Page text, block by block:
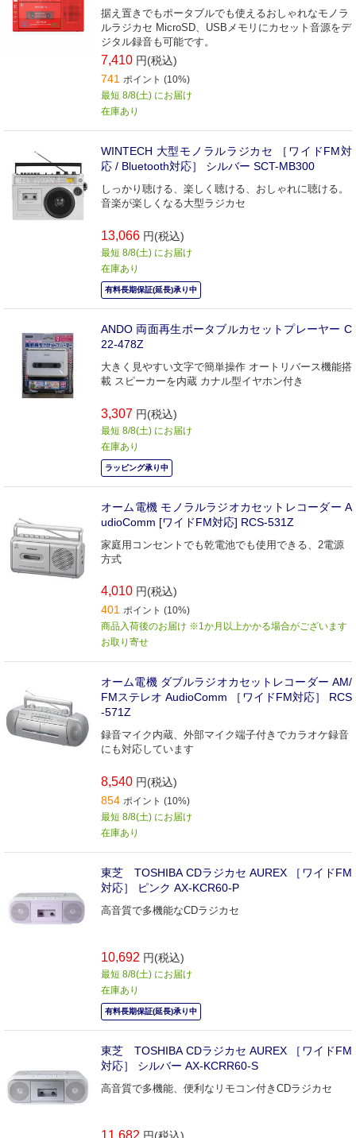
据え置きでもポータブルでも使えるおしゃれなモノラ
ルラジカセ MicroSD、USBメモリにカセット音源をデ
ジタル録音も可能です。
7,410 円(税込)
741 ポイント (10%)
最短 8/8(土) にお届け
在庫あり
WINTECH 大型モノラルラジカセ ［ワイドFM対
応 / Bluetooth対応］ シルバー SCT-MB300
しっかり聴ける、楽しく聴ける、おしゃれに聴ける。
音楽が楽しくなる大型ラジカセ
13,066 円(税込)
最短 8/8(土) にお届け
在庫あり
有料長期保証(延長)承り中
ANDO 両面再生ポータブルカセットプレーヤー C
22-478Z
大きく見やすい文字で簡単操作 オートリバース機能搭
載 スピーカーを内蔵 カナル型イヤホン付き
3,307 円(税込)
最短 8/8(土) にお届け
在庫あり
ラッピング承り中
オーム電機 モノラルラジオカセットレコーダー A
udioComm [ワイドFM対応] RCS-531Z
家庭用コンセントでも乾電池でも使用できる、2電源
方式
4,010 円(税込)
401 ポイント (10%)
商品入荷後のお届け ※1か月以上かかる場合がございます
お取り寄せ
オーム電機 ダブルラジオカセットレコーダー AM/
FMステレオ AudioComm ［ワイドFM対応］ RCS
-571Z
録音マイク内蔵、外部マイク端子付きでカラオケ録音
にも対応しています
8,540 円(税込)
854 ポイント (10%)
最短 8/8(土) にお届け
在庫あり
東芝 TOSHIBA CDラジカセ AUREX ［ワイドFM
対応］ ピンク AX-KCR60-P
高音質で多機能なCDラジカセ
10,692 円(税込)
最短 8/8(土) にお届け
在庫あり
有料長期保証(延長)承り中
東芝 TOSHIBA CDラジカセ AUREX ［ワイドFM
対応］ シルバー AX-KCRR60-S
高音質で多機能、便利なリモコン付きCDラジカセ